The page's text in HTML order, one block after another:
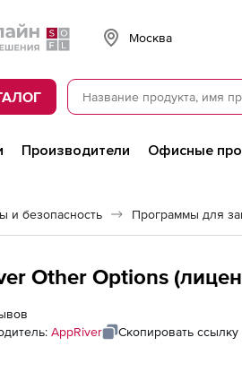
Москва
Производители Офисные
и безопасность Программы для
Other Options
AppRiver Скопировать ссылку